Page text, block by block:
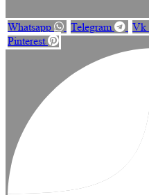
Whatsapp Telegram Vk
Pinterest